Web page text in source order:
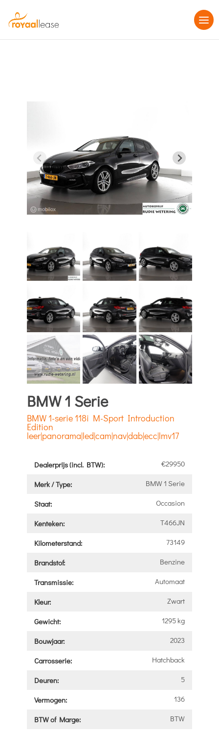
BMW 1 Serie
BMW 1-serie 118i M-Sport Introduction
Edition
leer|panorama|led|cam|nav|dab|ecc|lmv17
Dealerprijs (incl. BTW): €29950
Merk / Type: BMW 1 Serie
Staat: Occasion
Kenteken: T466JN
Kilometerstand: 73149
Brandstof: Benzine
Transmissie: Automaat
Kleur: Zwart
Gewicht: 1295 kg
Bouwjaar: 2023
Carrosserie: Hatchback
Deuren: 5
Vermogen: 136
BTW of Marge: BTW